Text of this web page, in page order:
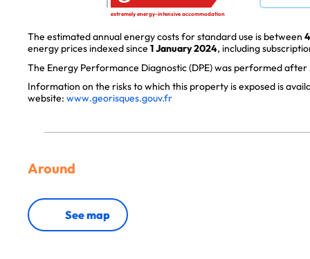
extremely energy-intensive accommodation
The estimated annual energy costs for standard use is between
energy prices indexed since 1 January 2024, including
The Energy Performance Diagnostic (DPE) was performed after
Information on the risks to which this property is exposed is
website: www.georisques.gouv.fr
Around
See map